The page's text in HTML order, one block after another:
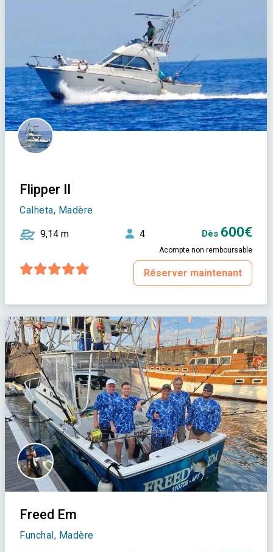
Flipper II
Calheta, Madère
9,14 m 4 Dès 600€
Acompte non remboursable
Réserver maintenant
Freed Em
Funchal, Madère